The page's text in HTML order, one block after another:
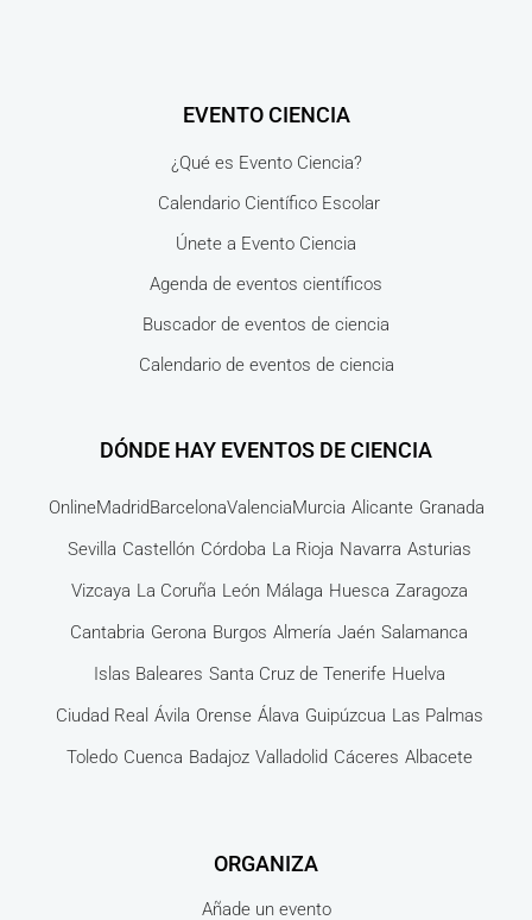
EVENTO CIENCIA
¿Qué es Evento Ciencia?
Calendario Científico Escolar
Únete a Evento Ciencia
Agenda de eventos científicos
Buscador de eventos de ciencia
Calendario de eventos de ciencia
DÓNDE HAY EVENTOS DE CIENCIA
OnlineMadridBarcelonaValenciaMurcia Alicante Granada
Sevilla Castellón Córdoba La Rioja Navarra Asturias
Vizcaya La Coruña León Málaga Huesca Zaragoza
Cantabria Gerona Burgos Almería Jaén Salamanca
Islas Baleares Santa Cruz de Tenerife Huelva
Ciudad Real Ávila Orense Álava Guipúzcua Las Palmas
Toledo Cuenca Badajoz Valladolid Cáceres Albacete
ORGANIZA
Añade un evento